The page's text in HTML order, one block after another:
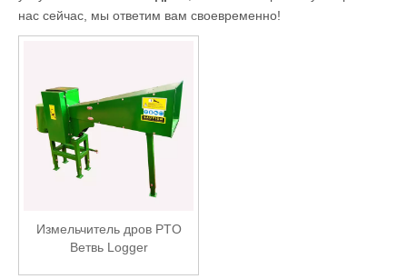
нас сейчас, мы ответим вам своевременно!
Измельчитель дров PTO
Ветвь Logger